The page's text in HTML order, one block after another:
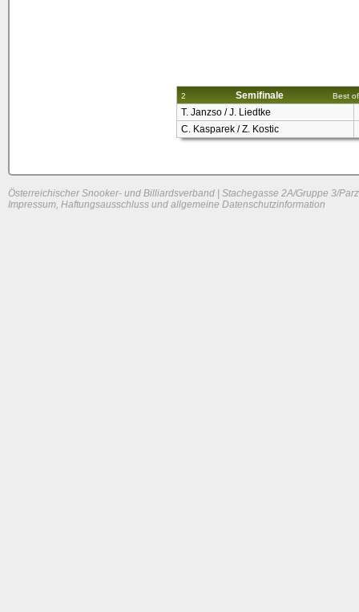
2 Semifinale Best
T. Janzso / J. Liedtke
C. Kasparek / Z. Kostic
Österreichischer Snooker- und Billiardsverband | Stachegasse 2A/Gruppe 3/
Impressum, Haftungsausschluss und allgemeine Datenschutzinformation